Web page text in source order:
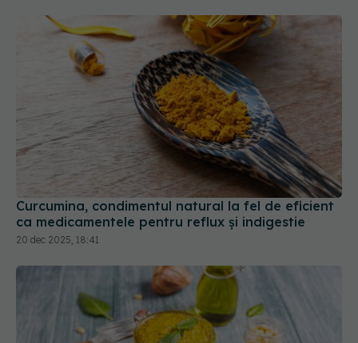
Curcumina, condimentul natural la fel de eficient
ca medicamentele pentru reflux și indigestie
20 dec 2025, 18:41